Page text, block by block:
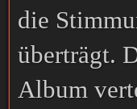
die
überträgt.
Album